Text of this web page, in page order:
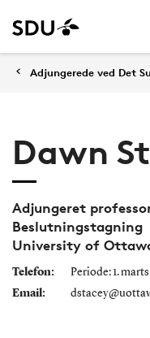
Adjungerede ved Det
Dawn
Adjungeret
Beslutningstagning
University of
Telefon:
Periode: 1.
Email: